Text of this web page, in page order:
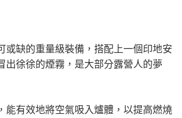
或缺的重量級裝備，搭配上一個印地安
出徐徐的煙霧，是大部分露營人的夢
能有效地將空氣吸入爐體，以提高燃燒